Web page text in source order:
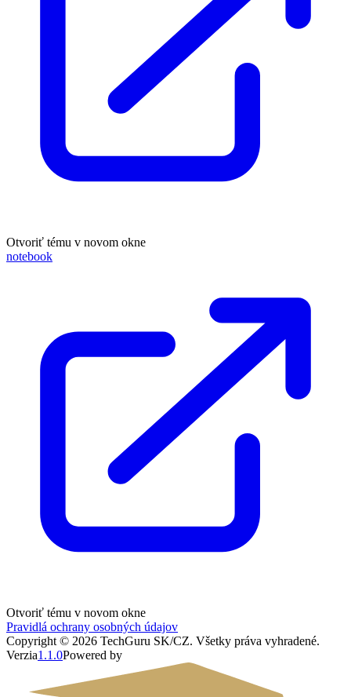
Otvoriť tému v novom okne
notebook
Otvoriť tému v novom okne
Pravidlá ochrany osobných údajov
Copyright © 2026 TechGuru SK/CZ. Všetky práva vyhradené.
Verzia1.1.0Powered by